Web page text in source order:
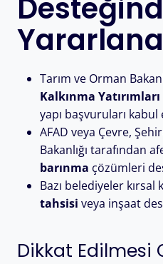
Tarım ve Orman
Kalkınma Yatırımları
yapı başvuruları
AFAD veya Çevre,
Bakanlığı tarafından
barınma çözümleri
Bazı belediyeler kırsal
tahsisi veya inşaat
Dikkat Edilmesi